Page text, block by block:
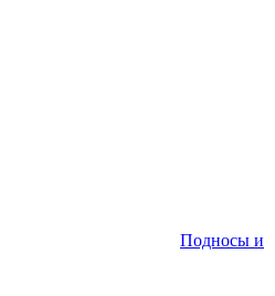
Подносы и